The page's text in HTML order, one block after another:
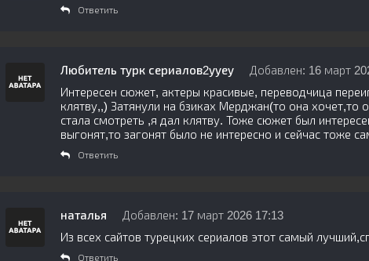
Ответить
Любитель турк сериалов2ууеу Добавлен: 16 март
Интересен сюжет, актеры красивые, переводчица
клятву,,) Затянули на бзиках Мерджан(то она хочет,то
стала смотреть ,я дал клятву. Тоже сюжет был
выгонят,то загонят было не интересно и сейчас тоже
Ответить
наталья Добавлен: 17 март 2026 17:13
Из всех сайтов турецких сериалов этот самый
Ответить